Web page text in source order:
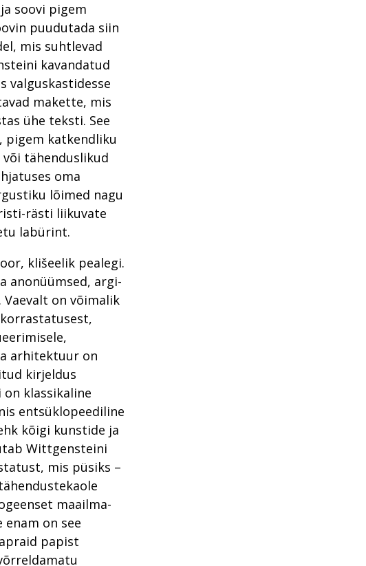
soovi pigem
puudutada siin
mis suhtlevad
kavandatud
valguskastidesse
makette, mis
ühe teksti. See
pigem katkendliku
tähenduslikud
oma
lõimed nagu
rästi liikuvate
labürint.
klišeelik pealegi.
anonüümsed, argi-
on võimalik
arhitektuur on
kirjeldus
klassikaline
entsüklopeediline
kõigi kunstide ja
Wittgensteini
mis püsiks –
maailma-
on see
papist